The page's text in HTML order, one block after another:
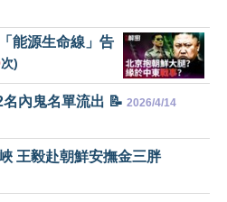
能源生命線」告
次)
內鬼名單流出 📝 2026/4/14
王毅赴朝鮮安撫金三胖